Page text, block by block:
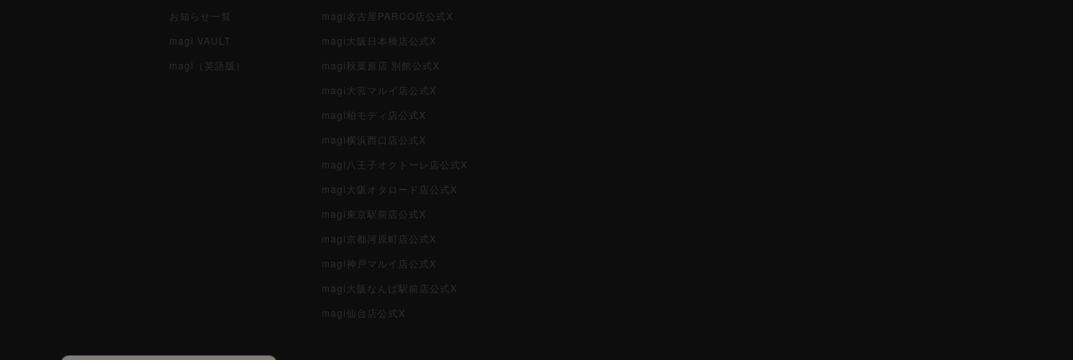
お知らせ一覧
magi VAULT
magi（英語版）
magi名古屋PARCO店公式X
magi大阪日本橋店公式X
magi秋葉原店 別館公式X
magi大宮マルイ店公式X
magi柏モディ店公式X
magi横浜西口店公式X
magi八王子オクトーレ店公式X
magi大阪オタロード店公式X
magi東京駅前店公式X
magi京都河原町店公式X
magi神戸マルイ店公式X
magi大阪なんば駅前店公式X
magi仙台店公式X